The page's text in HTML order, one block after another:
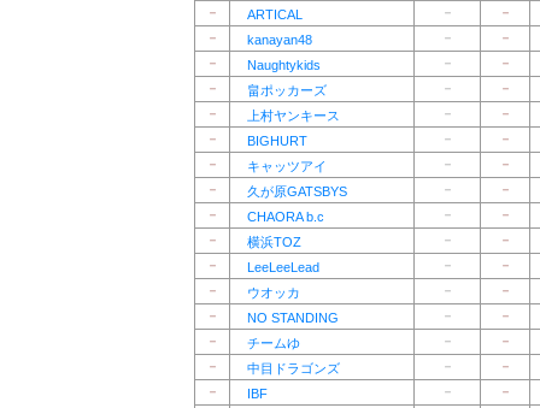
－
ARTICAL －
－
－
kanayan48 －
－
－
Naughtykids －
－
－
畠ポッカーズ －
－
－
上村ヤンキース －
－
－
BIGHURT －
－
－
キャッツアイ －
－
－
久が原GATSBYS －
－
－
CHAORA b.c －
－
－
横浜TOZ －
－
－
LeeLeeLead －
－
－
ウオッカ －
－
－
NO STANDING －
－
－
チームゆ －
－
－
中目ドラゴンズ －
－
－
IBF －
－